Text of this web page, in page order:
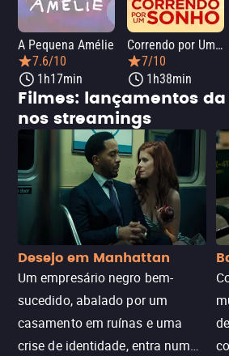
A Pequena Amélie
7.6/10
1h17min
Correndo por Um Sonho
7/10
1h38min
Filmes: lançamentos
nos streamings
Desejo em Manhattan
Um empresário negro bem-
sucedido, abalado por um
casamento em ruínas e uma
crise de identidade, entra num